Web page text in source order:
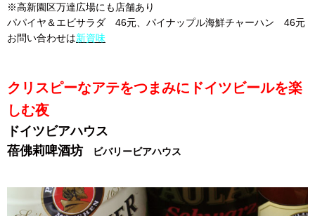
※高新園区万達広場にも店舗あり
パパイヤ＆エビサラダ 46元、パイナップル海鮮チャーハン 46元
お問い合わせは新資味
クリスピーなアテをつまみにドイツビールを楽
しむ夜
ドイツビアハウス
蓓佛莉啤酒坊ビバリービアハウス